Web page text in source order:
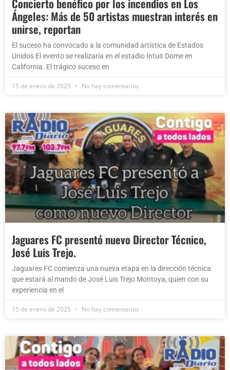
Concierto benéfico por los incendios en Los
Ángeles: Más de 50 artistas muestran interés en
unirse, reportan
El suceso ha convocado a la comunidad artística de Estados
Unidos El evento se realizaría en el estadio Intuit Dome en
California. El trágico suceso en
15 de enero de 2025 No hay comentarios
Jaguares FC presentó nuevo Director Técnico,
José Luis Trejo.
Jaguares FC comienza una nueva etapa en la dirección técnica
que estará al mando de José Luis Trejo Montoya, quien con su
experiencia en el
15 de enero de 2025 No hay comentarios